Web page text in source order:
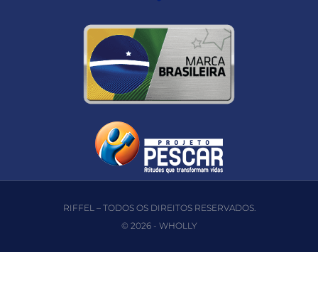
RIFFEL – TODOS OS DIREITOS RESERVADOS.
© 2026 - WHOLLY